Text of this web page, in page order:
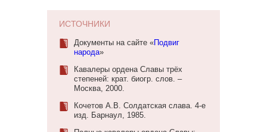
ИСТОЧНИКИ
Документы на сайте «Подвиг
народа»
Кавалеры ордена Славы трёх
степеней: крат. биогр. слов. –
Москва, 2000.
Кочетов А.В. Солдатская слава. 4-е
изд. Барнаул, 1985.